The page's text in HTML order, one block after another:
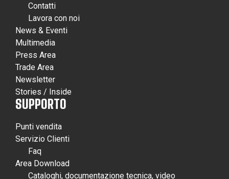
Contatti
Lavora con noi
News & Eventi
Multimedia
Press Area
Trade Area
Newsletter
Stories / Inside
SUPPORTO
Punti vendita
Servizio Clienti
Faq
Area Download
Cataloghi, documentazione tecnica, video